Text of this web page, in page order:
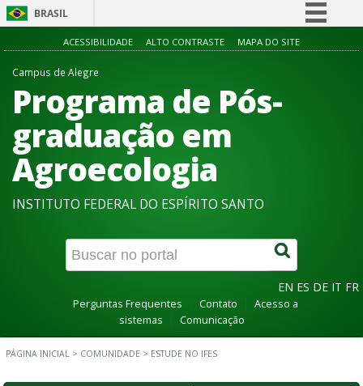
BRASIL
Simplifique!
Participe
Acesso à informação
ACESSIBILIDADE ALTO CONTRASTE MAPA DO SITE
Campus de Alegre
Programa de Pós-
graduação em
Agroecologia
INSTITUTO FEDERAL DO ESPÍRITO SANTO
EN ES DE IT FR
Perguntas Frequentes Contato
Acesso a
sistemas
Comunicação
PÁGINA INICIAL > COMUNIDADE > ESTUDE NO IFES